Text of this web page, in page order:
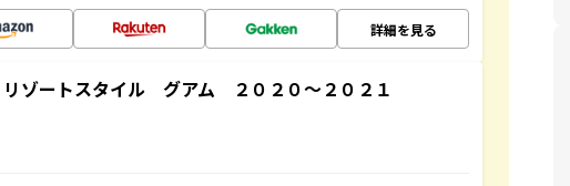
詳細を見る
ゾートスタイル グアム ２０２０～２０２１